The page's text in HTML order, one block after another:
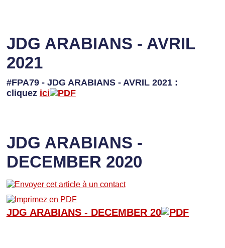
JDG ARABIANS - AVRIL
2021
#FPA79 - JDG ARABIANS - AVRIL 2021 :
cliquez ici
JDG ARABIANS -
DECEMBER 2020
JDG ARABIANS - DECEMBER 20